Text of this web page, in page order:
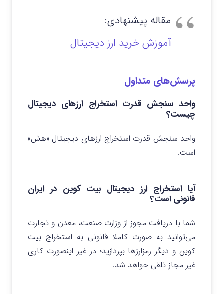
مقاله پیشنهادی:
آموزش خرید ارز دیجیتال
پرسش‌های متداول
واحد سنجش قدرت استخراج ارزهای دیجیتال
چیست؟
واحد سنجش قدرت استخراج ارزهای دیجیتال «هش»
است.
آیا استخراج ارز دیجیتال بیت کوین در ایران
قانونی است؟
شما با دریافت مجوز از وزارت صنعت، معدن و تجارت
می‌توانید به صورت کاملا قانونی به استخراج بیت
کوین و دیگر رمزارزها بپردازید؛ در غیر اینصورت کاری
غیر مجاز تلقی خواهد شد.